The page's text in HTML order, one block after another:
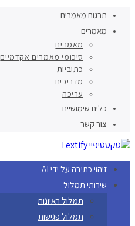
תרגום מאמרים
מאמרים
מאמרים
סיכומי מאמרים אקדמיים
כתוביות
מדריכים
עריכה
כלים שימושיים
צור קשר
זיהוי כתיבה על ידי AI
שירותי תמלול
תמלול ראיונות
תמלול פגישות